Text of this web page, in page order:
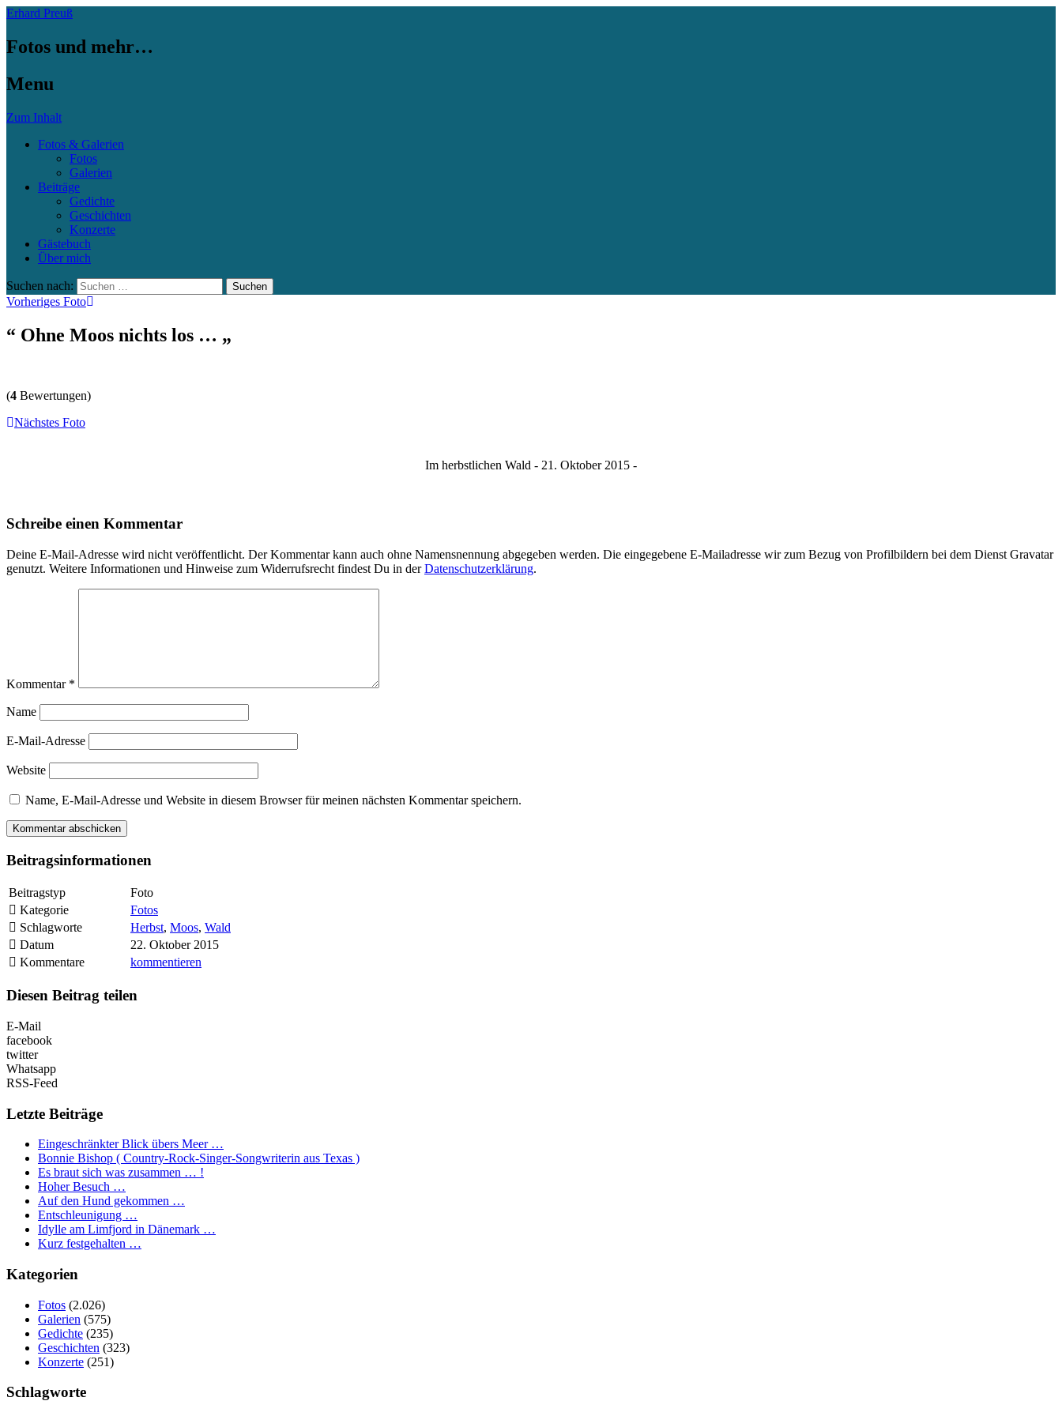
Erhard Preuß
Fotos und mehr…
Menu
Zum Inhalt
Fotos & Galerien
Fotos
Galerien
Beiträge
Gedichte
Geschichten
Konzerte
Gästebuch
Über mich
Suchen nach:
Vorheriges Foto
“ Ohne Moos nichts los … „
(4 Bewertungen)
Nächstes Foto
Im herbstlichen Wald - 21. Oktober 2015 -
Schreibe einen Kommentar
Deine E-Mail-Adresse wird nicht veröffentlicht. Der Kommentar kann auch ohne Namensnennung abgegeben werden. Die eingegebene E-Mailadresse wir zum Bezug von Profilbildern bei dem Dienst Gravatar
genutzt. Weitere Informationen und Hinweise zum Widerrufsrecht findest Du in derDatenschutzerklärung.
Kommentar *
Name
E-Mail-Adresse
Website
Name, E-Mail-Adresse und Website in diesem Browser für meinen nächsten Kommentar speichern.
Beitragsinformationen
Beitragstyp
Foto
Kategorie
Fotos
Schlagworte
Herbst, Moos, Wald
Datum
22. Oktober 2015
Kommentare
kommentieren
Diesen Beitrag teilen
E-Mail
facebook
twitter
Whatsapp
RSS-Feed
Letzte Beiträge
Eingeschränkter Blick übers Meer …
Bonnie Bishop ( Country-Rock-Singer-Songwriterin aus Texas )
Es braut sich was zusammen … !
Hoher Besuch …
Auf den Hund gekommen …
Entschleunigung …
Idylle am Limfjord in Dänemark …
Kurz festgehalten …
Kategorien
Fotos (2.026)
Galerien (575)
Gedichte (235)
Geschichten (323)
Konzerte (251)
Schlagworte